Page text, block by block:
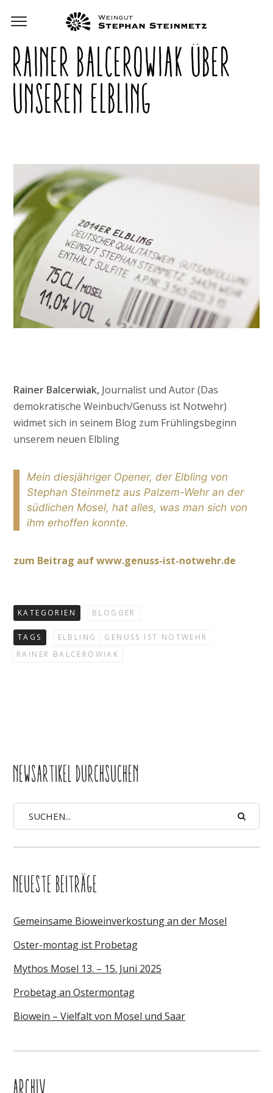
RAINER BALCEROWIAK ÜBER
UNSEREN ELBLING
Rainer Balcerwiak, Journalist und Autor (Das
demokratische Weinbuch/Genuss ist Notwehr)
widmet sich in seinem Blog zum Frühlingsbeginn
unserem neuen Elbling
Mein diesjähriger Opener, der Elbling von
Stephan Steinmetz aus Palzem-Wehr an der
südlichen Mosel, hat alles, was man sich von
ihm erhoffen konnte.
zum Beitrag auf www.genuss-ist-notwehr.de
KATEGORIEN BLOGGER
TAGS ELBLING
GENUSS IST NOTWEHR
RAINER BALCEROWIAK
NEWSARTIKEL DURCHSUCHEN
NEUESTE BEITRÄGE
Gemeinsame Bioweinverkostung an der Mosel
Oster-montag ist Probetag
Mythos Mosel 13. – 15. Juni 2025
Probetag an Ostermontag
Biowein – Vielfalt von Mosel und Saar